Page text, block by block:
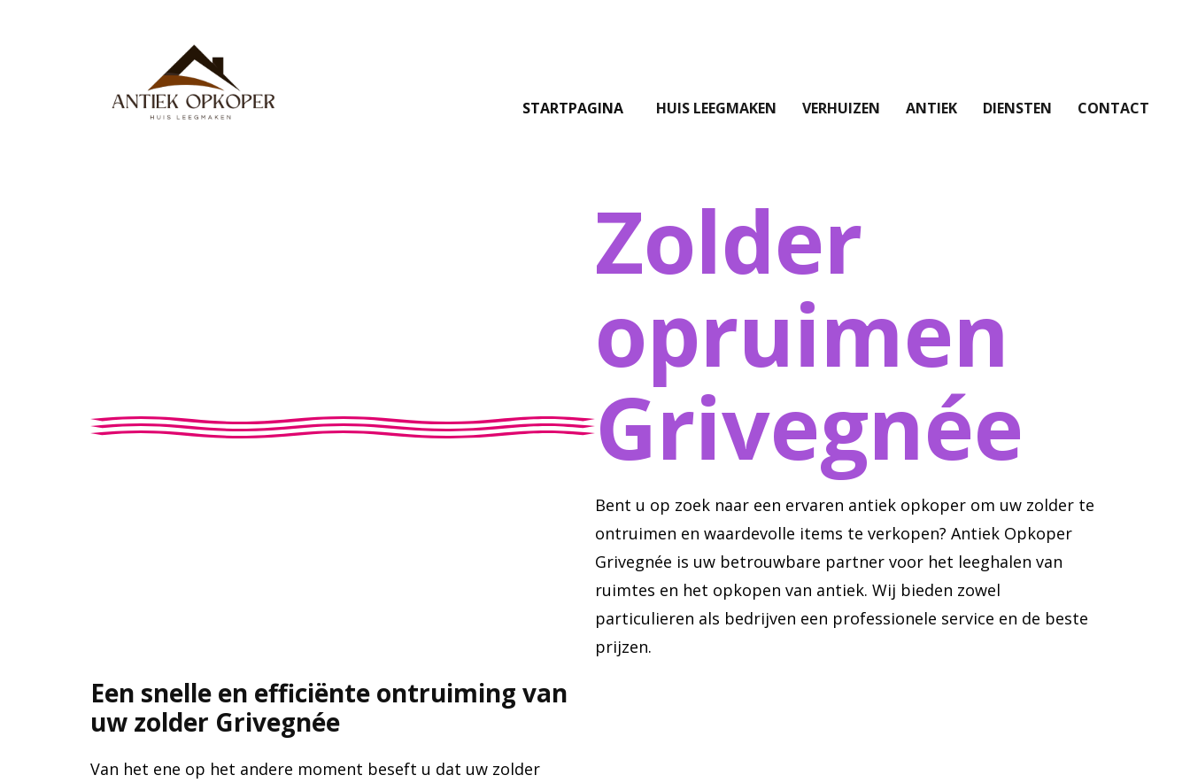
STARTPAGINA HUIS LEEGMAKEN VERHUIZEN ANTIEK DIENSTEN CONTACT
Zolder
opruimen
Grivegnée
Bent u op zoek naar een ervaren antiek opkoper om uw zolder te
ontruimen en waardevolle items te verkopen? Antiek Opkoper
Grivegnée is uw betrouwbare partner voor het leeghalen van
ruimtes en het opkopen van antiek. Wij bieden zowel
particulieren als bedrijven een professionele service en de beste
prijzen.
Een snelle en efficiënte ontruiming van
uw zolder Grivegnée
Van het ene op het andere moment beseft u dat uw zolder